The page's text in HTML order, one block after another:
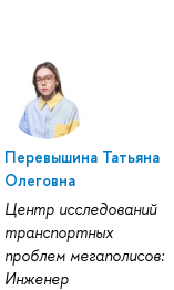
Перевышина Татьяна
Олеговна
Центр исследований
транспортных
проблем мегаполисов:
Инженер